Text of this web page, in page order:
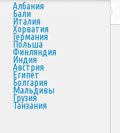
Албания
Бали
Италия
Хорватия
Германия
Польша
Финляндия
Индия
Австрия
Египет
Болгария
Мальдивы
Грузия
Танзания